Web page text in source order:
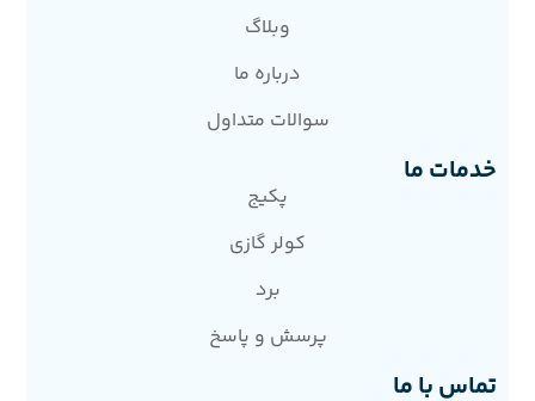
وبلاگ
درباره ما
سوالات متداول
خدمات ما
پکیج
کولر گازی
برد
پرسش و پاسخ
تماس با ما